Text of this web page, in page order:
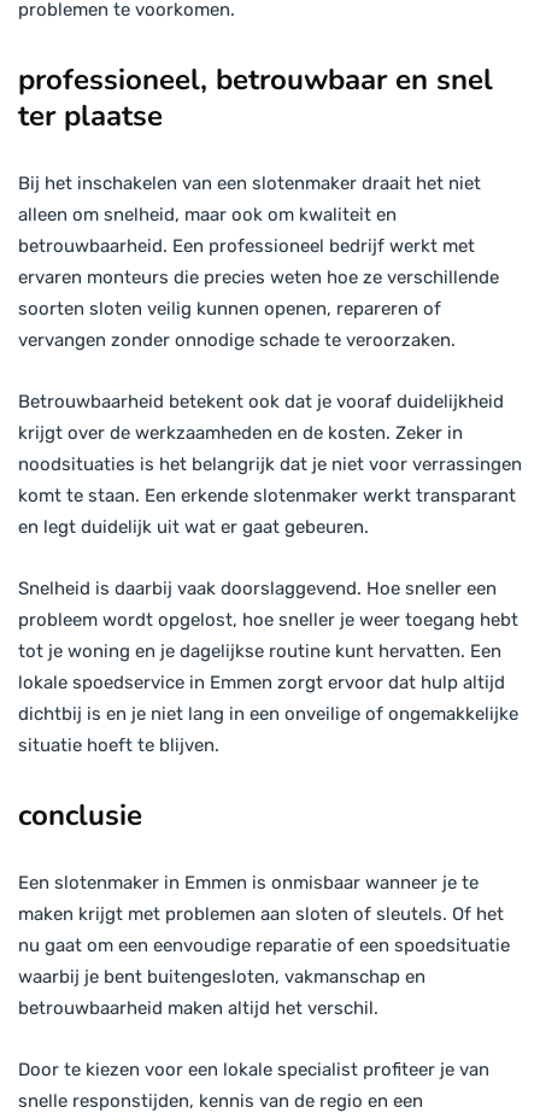
problemen te voorkomen.
professioneel, betrouwbaar en snel
ter plaatse
Bij het inschakelen van een slotenmaker draait het niet
alleen om snelheid, maar ook om kwaliteit en
betrouwbaarheid. Een professioneel bedrijf werkt met
ervaren monteurs die precies weten hoe ze verschillende
soorten sloten veilig kunnen openen, repareren of
vervangen zonder onnodige schade te veroorzaken.
Betrouwbaarheid betekent ook dat je vooraf duidelijkheid
krijgt over de werkzaamheden en de kosten. Zeker in
noodsituaties is het belangrijk dat je niet voor verrassingen
komt te staan. Een erkende slotenmaker werkt transparant
en legt duidelijk uit wat er gaat gebeuren.
Snelheid is daarbij vaak doorslaggevend. Hoe sneller een
probleem wordt opgelost, hoe sneller je weer toegang hebt
tot je woning en je dagelijkse routine kunt hervatten. Een
lokale spoedservice in Emmen zorgt ervoor dat hulp altijd
dichtbij is en je niet lang in een onveilige of ongemakkelijke
situatie hoeft te blijven.
conclusie
Een slotenmaker in Emmen is onmisbaar wanneer je te
maken krijgt met problemen aan sloten of sleutels. Of het
nu gaat om een eenvoudige reparatie of een spoedsituatie
waarbij je bent buitengesloten, vakmanschap en
betrouwbaarheid maken altijd het verschil.
Door te kiezen voor een lokale specialist profiteer je van
snelle responstijden, kennis van de regio en een